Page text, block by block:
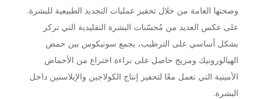
وصحتها العامة من خلال تحفيز عمليات التجديد الطبيعية للبشرة.
على عكس العديد من مُحسّنات البشرة التقليدية التي تركز
بشكل أساسي على الترطيب، يجمع سونيكوس بين حمض
الهيالورونيك ومزيج حاصل على براءة اختراع من الأحماض
الأمينية التي تعمل معًا لتحفيز إنتاج الكولاجين والإيلاستين داخل
البشرة.